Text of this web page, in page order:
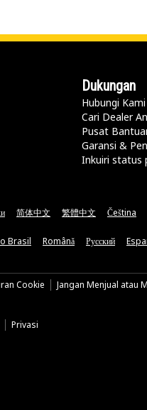
Dukungan
Hubungi Kami
Cari Dealer
Pusat
Garansi &
Inkuiri status
简体中文 繁體中文 Čeština
Brasil Română Русский
Cookie Jangan Menjual atau
Privasi